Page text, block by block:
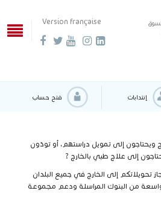
Version française
إنتدابات فتح حساب
ويحتاجون إلى تمويل دراستهم، أو تودّون
إلى علاج طبي بالخارج ?
تحويلاتكم إلى الخارج في جميع البلدان
من البنوك المراسلة ودعم مجموعة